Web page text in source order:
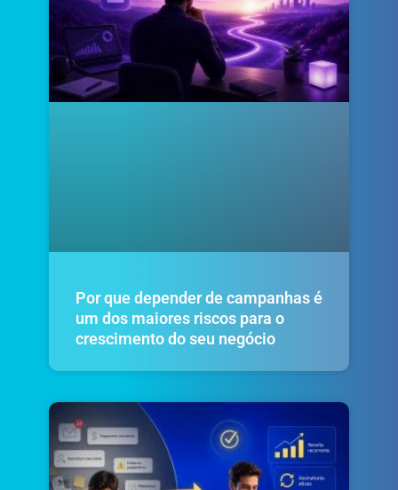
Por que depender de campanhas é
um dos maiores riscos para o
crescimento do seu negócio